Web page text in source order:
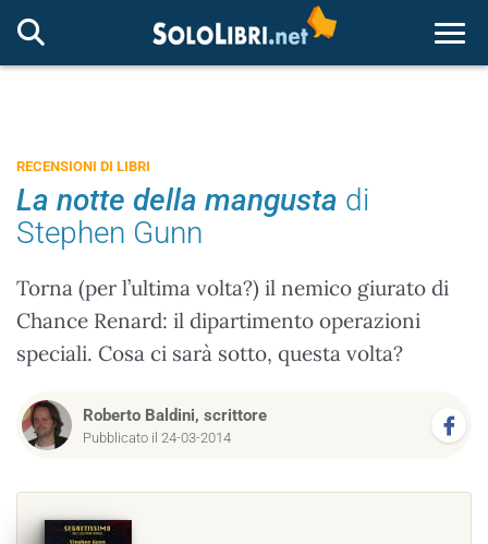
RECENSIONI DI LIBRI
La notte della mangusta di
Stephen Gunn
Torna (per l’ultima volta?) il nemico giurato di
Chance Renard: il dipartimento operazioni
speciali. Cosa ci sarà sotto, questa volta?
Roberto Baldini, scrittore
Pubblicato il 24-03-2014